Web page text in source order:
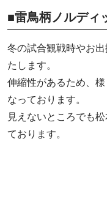
■雷鳥柄ノルデ
冬の試合観戦時やお
たします。
伸縮性があるため、
なっております。
見えないところでも
ております。